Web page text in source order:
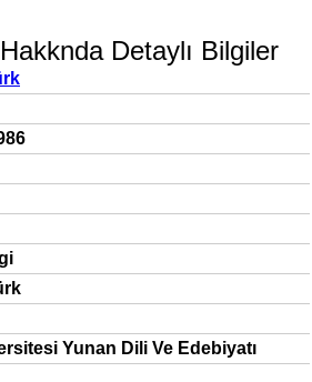
Detaylı Bilgiler
Yunan Dili Ve Edebiyatı